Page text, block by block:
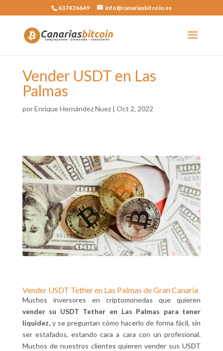
637426649 info@canariasbitcoin.es
Vender USDT en Las
Palmas
porEnrique Hernández Nuez| Oct 2, 2022
Vender USDT Tether en Las Palmas de Gran Canaria
Muchos inversores en criptomonedas que quieren
vender su USDT Tether en Las Palmas para tener
liquidez, y se preguntan cómo hacerlo de forma fácil, sin
ser estafados, estando cara a cara con un profesional.
Muchos de nuestros clientes quieren vender sus USDT